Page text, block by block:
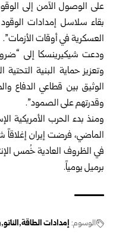
على الوصول الآمن إلى
بقاء سلاسل إمدادات
العسكرية في أوقات الأزمات”.
ودعت شيكيرينسكا إلى
وتعزيز حماية البنية
الوثيق بين قطاعي الدفاع
وقدرتهم على الصمود”.
‏الماضي، فرضت إيران
برميل يومياً‎.‎
الوسوم: إمدادات الطاقة الناتو